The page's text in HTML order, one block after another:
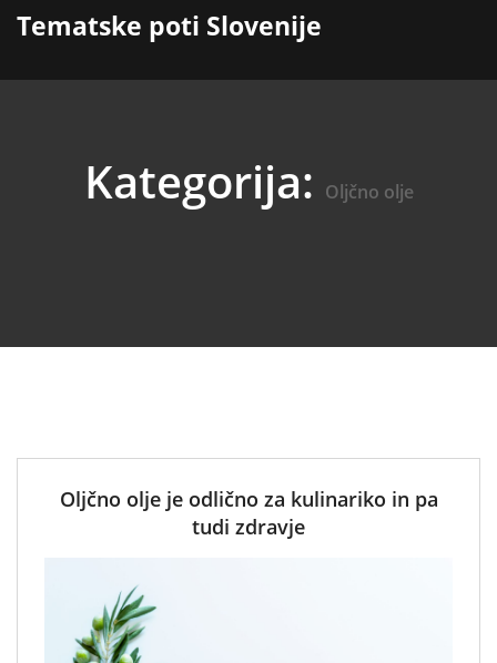
Tematske poti Slovenije
Kategorija: Oljčno olje
Oljčno olje je odlično za kulinariko in pa
tudi zdravje